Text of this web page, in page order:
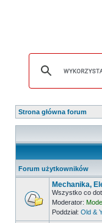
Strona główna forum
Forum użytkowników
Mechanika,
Wszystko co
Moderator:
Poddział: Old &